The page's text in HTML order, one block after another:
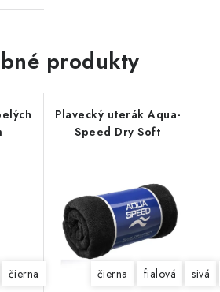
produkty
čierna
Plavecký uterák Aqua-
Speed Dry Soft
čierna fialová sivá